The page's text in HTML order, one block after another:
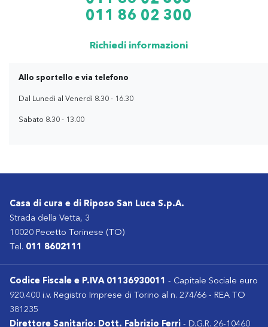
011 86 02 300
Richiedi informazioni
Allo sportello e via telefono
Dal Lunedì al Venerdì 8.30 - 16.30
Sabato 8.30 - 13.00
Casa di cura e di Riposo San Luca S.p.A.
Strada della Vetta, 3
10020 Pecetto Torinese (TO)
Tel. 011 8602111
Codice Fiscale e P.IVA 01136930011 - Capitale Sociale euro
920.400 i.v. Registro Imprese di Torino al n. 274/66 - REA TO
381235
Direttore Sanitario: Dott. Fabrizio Ferri - D.G.R. 26-10460